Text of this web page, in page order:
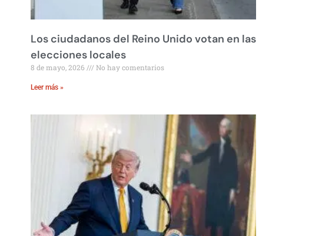
Los ciudadanos del Reino Unido votan en las
elecciones locales
8 de mayo, 2026 No hay comentarios
Leer más »